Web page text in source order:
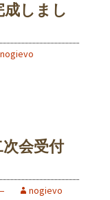
しまし
nogievo
会受付
nogievo